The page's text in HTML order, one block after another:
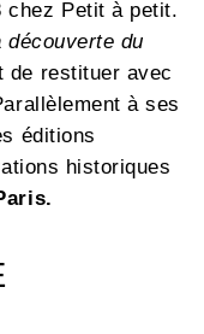
chez Petit à petit.
découverte du
de restituer avec
à ses
éditions
historiques